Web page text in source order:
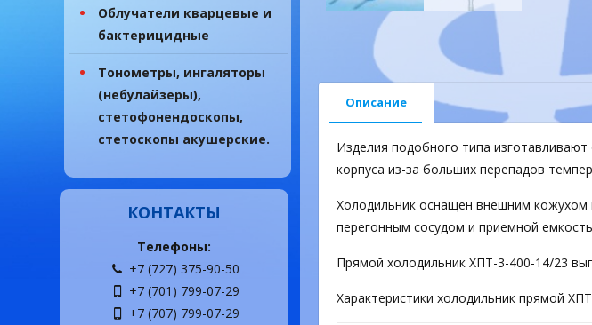
Описание
Изделия подобного типа
корпуса из-за больших перепадов
Холодильник оснащен внешним кожухом
перегонным сосудом и приемной
Прямой холодильник ХПТ-3-400-14/23
Характеристики холодильник прямой
Облучатели кварцевые и
бактерицидные
Тонометры, ингаляторы
(небулайзеры),
стетофонендоскопы,
стетоскопы акушерские.
КОНТАКТЫ
Телефоны:
+7 (727) 375-90-50
+7 (701) 799-07-29
+7 (707) 799-07-29